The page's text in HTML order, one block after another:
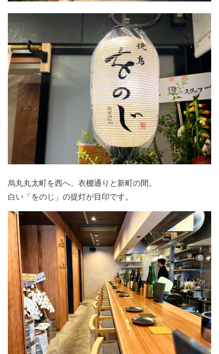
烏丸丸太町を西へ。衣棚通りと新町の間。
白い「をのじ」の提灯が目印です。